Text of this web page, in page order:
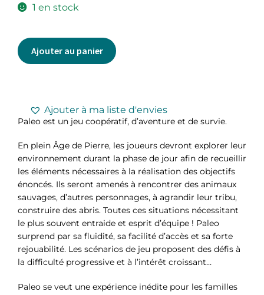
1 en stock
Ajouter au panier
Ajouter à ma liste d'envies
Paleo est un jeu coopératif, d’aventure et de survie.
En plein Âge de Pierre, les joueurs devront explorer leur
environnement durant la phase de jour afin de recueillir
les éléments nécessaires à la réalisation des objectifs
énoncés. Ils seront amenés à rencontrer des animaux
sauvages, d’autres personnages, à agrandir leur tribu,
construire des abris. Toutes ces situations nécessitant
le plus souvent entraide et esprit d’équipe ! Paleo
surprend par sa fluidité, sa facilité d’accès et sa forte
rejouabilité. Les scénarios de jeu proposent des défis à
la difficulté progressive et à l’intérêt croissant…
Paleo se veut une expérience inédite pour les familles